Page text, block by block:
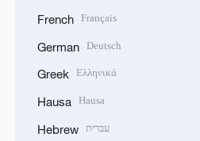
French Français
German Deutsch
Greek Ελληνικά
Hausa Hausa
Hebrew עברית